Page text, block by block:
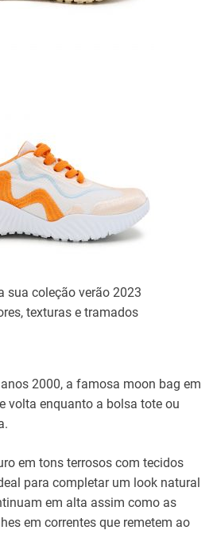
sua coleção verão 2023
texturas e tramados
2000, a famosa moon bag em
volta enquanto a bolsa tote ou
em tons terrosos com tecidos
para completar um look natural
em alta assim como as
em correntes que remetem ao